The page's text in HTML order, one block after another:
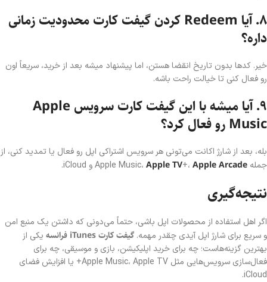
۸. آیا Redeem کردن گیفت کارت محدودیت زمانی
داره؟
خیر. کدها بدون تاریخ انقضا هستن، اما پیشنهاد میشه بعد از خرید، سریعاً اون
رو فعال کنی تا خیالت راحت باشه.
۹. آیا میشه با این گیفت کارت سرویس Apple
Music رو فعال کرد؟
بله، بعد از شارژ اکانت می‌تونی هر سرویس اشتراکی اپل رو فعال یا تمدید کنی، از
جمله Apple Music،
Apple TV+، Apple Arcade و iCloud.
نتیجه‌گیری
اگر اهل استفاده از محصولات اپل باشی، حتماً می‌دونی که داشتن یک منبع امن
و سریع برای شارژ اپل آیدی چقدر مهمه. گیفت کارت iTunes فرانسه
یکی از
بهترین گزینه‌هاست؛ چه برای خرید اپلیکیشن، بازی و موسیقی، چه برای
فعال‌سازی سرویس‌هایی مثل Apple Music، Apple TV+ یا افزایش فضای
iCloud.